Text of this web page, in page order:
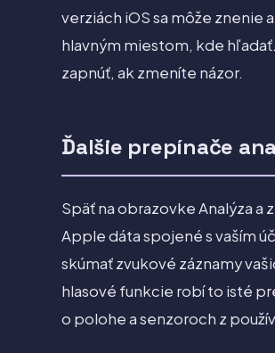
verziách iOS sa môže znenie
hlavným miestom, kde
zapnúť, ak zmeníte názor.
Ďalšie prepínače
Späť na obrazovke Analýza
Apple dáta spojené s vaším
skúmať zvukové záznamy
hlasové funkcie robí to isté
o polohe a senzoroch z